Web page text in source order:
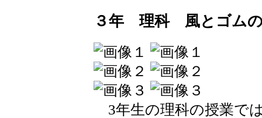
３年 理科 風とゴム
3年生の理科の授業で